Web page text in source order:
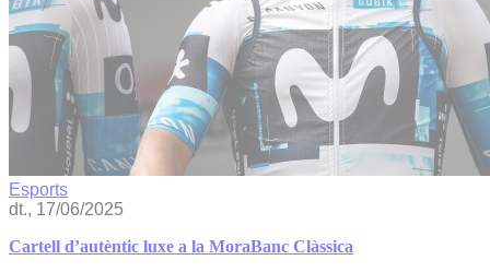
Esports
dt., 17/06/2025
Cartell d’autèntic luxe a la MoraBanc Clàssica